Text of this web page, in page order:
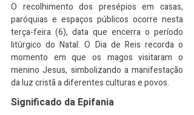
O recolhimento dos presépios em casas,
paróquias e espaços públicos ocorre nesta
terça-feira (6), data que encerra o período
litúrgico do Natal. O Dia de Reis recorda o
momento em que os magos visitaram o
menino Jesus, simbolizando a manifestação
da luz cristã a diferentes culturas e povos.
Significado da Epifania